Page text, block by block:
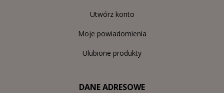
Utwórz konto
Moje powiadomienia
Ulubione produkty
DANE ADRESOWE